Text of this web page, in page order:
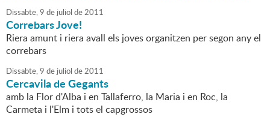
Dissabte,9 de juliol de2011
Correbars Jove!
Riera amunt i riera avall els joves organitzen per segon any el
correbars
Dissabte,9 de juliol de2011
Cercavila de Gegants
amb la Flor d'Alba i en Tallaferro, la Maria i en Roc, la
Carmeta i l'Elm i tots el capgrossos